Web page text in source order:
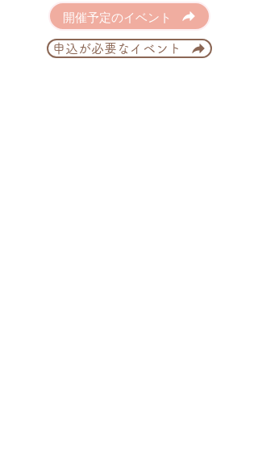
開催予定のイベント
申込が必要なイベント